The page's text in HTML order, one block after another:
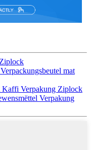
mat
Kaffi Verpakung Ziplock
Verpakung